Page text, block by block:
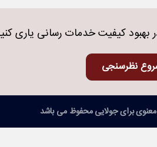
بهبود کیفیت خدمات رسانی یاری
نظرسنجی
برای جولایی محفوظ می باشد